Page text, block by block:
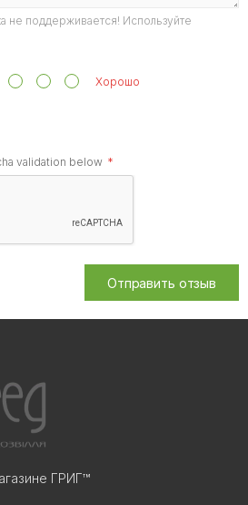
не поддерживается! Используйте
Хорошо
validation below
Отправить отзыв
ГРИГ™